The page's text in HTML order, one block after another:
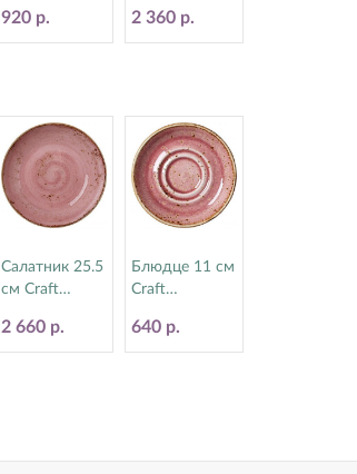
(Стилайт)
11300158
920 р.
(Стилайт)
11300524
2 360 р.
Салатник 25.5
см Craft
Steelite
(Стилайт)
2 660 р.
Блюдце 11 см
Craft
Steelite
(Стилайт)
640 р.